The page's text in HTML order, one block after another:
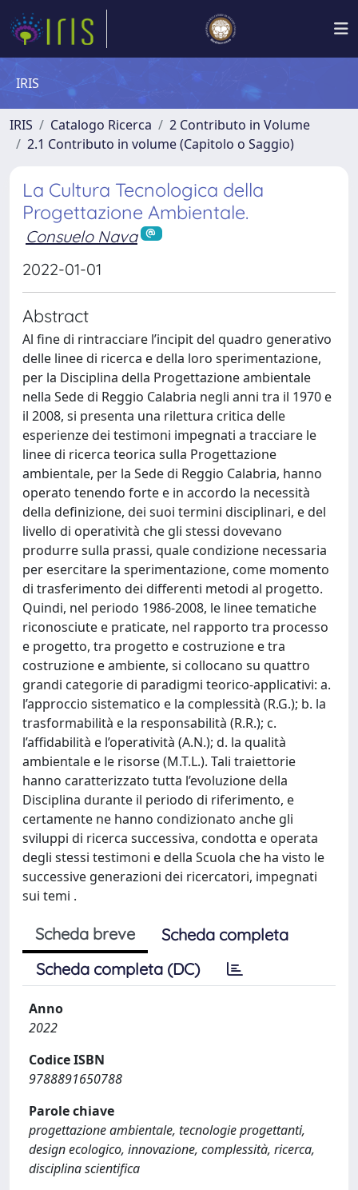
IRIS
IRIS Catalogo Ricerca
2 Contributo in Volume
2.1 Contributo in volume (Capitolo o Saggio)
La Cultura Tecnologica della
Progettazione Ambientale.
Consuelo Nava
2022-01-01
Abstract
Al fine di rintracciare l’incipit del quadro generativo
delle linee di ricerca e della loro sperimentazione,
per la Disciplina della Progettazione ambientale
nella Sede di Reggio Calabria negli anni tra il 1970 e
il 2008, si presenta una rilettura critica delle
esperienze dei testimoni impegnati a tracciare le
linee di ricerca teorica sulla Progettazione
ambientale, per la Sede di Reggio Calabria, hanno
operato tenendo forte e in accordo la necessità
della definizione, dei suoi termini disciplinari, e del
livello di operatività che gli stessi dovevano
produrre sulla prassi, quale condizione necessaria
per esercitare la sperimentazione, come momento
di trasferimento dei differenti metodi al progetto.
Quindi, nel periodo 1986-2008, le linee tematiche
riconosciute e praticate, nel rapporto tra processo
e progetto, tra progetto e costruzione e tra
costruzione e ambiente, si collocano su quattro
grandi categorie di paradigmi teorico-applicativi: a.
l’approccio sistematico e la complessità (R.G.); b. la
trasformabilità e la responsabilità (R.R.); c.
l’affidabilità e l’operatività (A.N.); d. la qualità
ambientale e le risorse (M.T.L.). Tali traiettorie
hanno caratterizzato tutta l’evoluzione della
Disciplina durante il periodo di riferimento, e
certamente ne hanno condizionato anche gli
sviluppi di ricerca successiva, condotta e operata
degli stessi testimoni e della Scuola che ha visto le
successive generazioni dei ricercatori, impegnati
sui temi .
Scheda breve
Scheda completa
Scheda completa (DC)
Anno
2022
Codice ISBN
9788891650788
Parole chiave
progettazione ambientale, tecnologie progettanti,
design ecologico, innovazione, complessità, ricerca,
disciplina scientifica